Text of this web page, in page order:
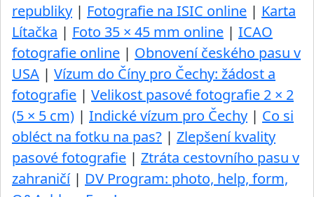
republiky | Fotografie na ISIC online | Karta
Lítačka | Foto 35 × 45 mm online | ICAO
fotografie online | Obnovení českého pasu v
USA | Vízum do Číny pro Čechy: žádost a
fotografie | Velikost pasové fotografie 2 × 2
(5 × 5 cm) | Indické vízum pro Čechy | Co si
obléct na fotku na pas? | Zlepšení kvality
pasové fotografie | Ztráta cestovního pasu v
zahraničí| DV Program: photo, help, form,